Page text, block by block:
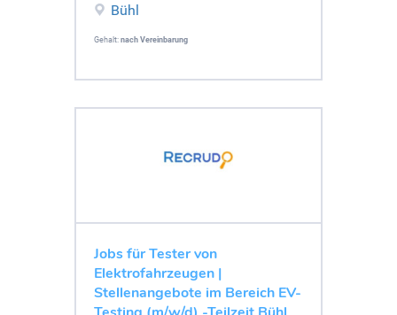
Bühl
Gehalt: nach Vereinbarung
Jobs für Tester von
Elektrofahrzeugen |
Stellenangebote im Bereich EV-